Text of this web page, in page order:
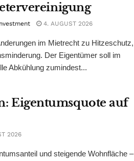
4. AUGUST 2026
im Mietrecht zu Hitzeschutz,
Der Eigentümer soll im
Abkühlung zumindest...
Eigentumsquote auf
2026
und steigende Wohnfläche –